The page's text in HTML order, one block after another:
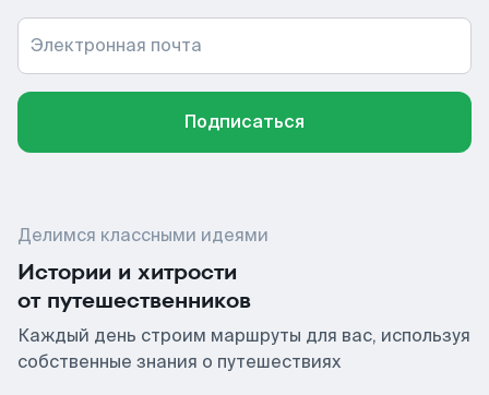
Электронная почта
Подписаться
Делимся классными идеями
Истории и хитрости
от путешественников
Каждый день строим маршруты для вас, используя
собственные знания о путешествиях